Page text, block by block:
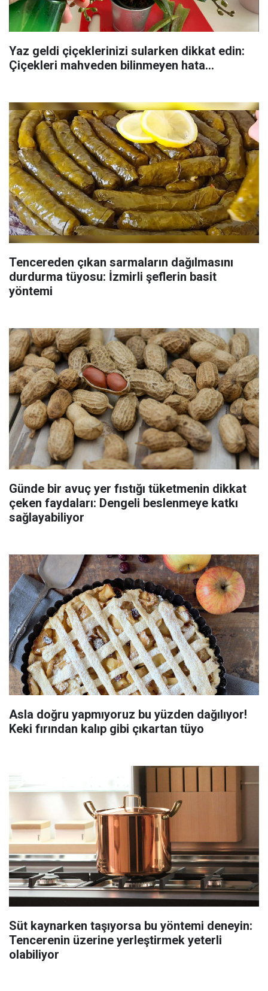
Yaz geldi çiçeklerinizi sularken dikkat edin:
Çiçekleri mahveden bilinmeyen hata...
Tencereden çıkan sarmaların dağılmasını
durdurma tüyosu: İzmirli şeflerin basit
yöntemi
Günde bir avuç yer fıstığı tüketmenin dikkat
çeken faydaları: Dengeli beslenmeye katkı
sağlayabiliyor
Asla doğru yapmıyoruz bu yüzden dağılıyor!
Keki fırından kalıp gibi çıkartan tüyo
Süt kaynarken taşıyorsa bu yöntemi deneyin:
Tencerenin üzerine yerleştirmek yeterli
olabiliyor